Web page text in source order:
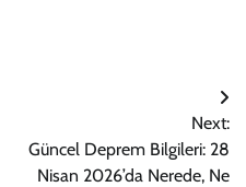
Next:
Güncel Deprem Bilgileri: 28
Nisan 2026’da Nerede, Ne